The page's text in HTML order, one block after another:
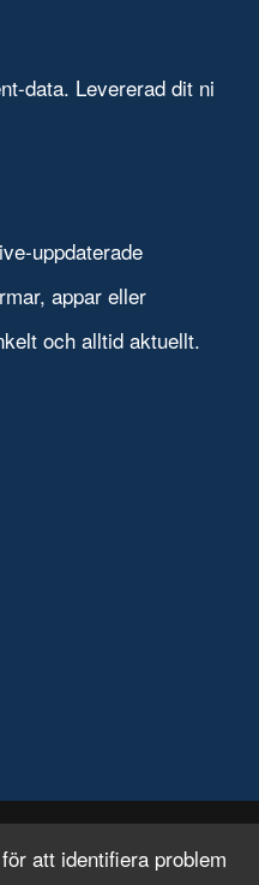
att identifiera problem
data. Levererad dit ni
uppdaterade
appar eller
och alltid aktuellt.